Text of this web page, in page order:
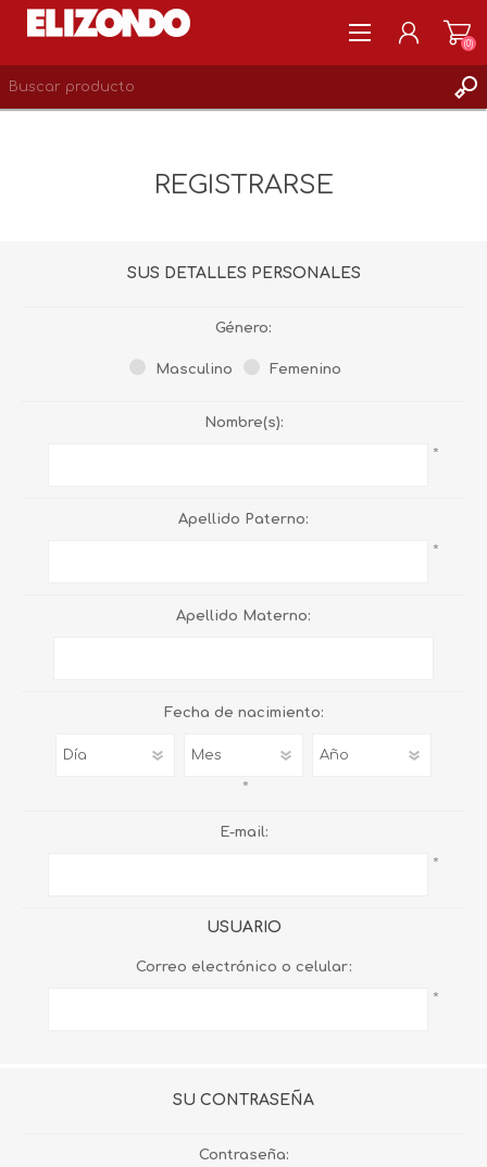
(0)
REGISTRARSE
SUS DETALLES PERSONALES
Género:
Masculino Femenino
Nombre(s):
*
Apellido Paterno:
*
Apellido Materno:
Fecha de nacimiento:
*
E-mail:
*
USUARIO
Correo electrónico o celular:
*
SU CONTRASEÑA
Contraseña: